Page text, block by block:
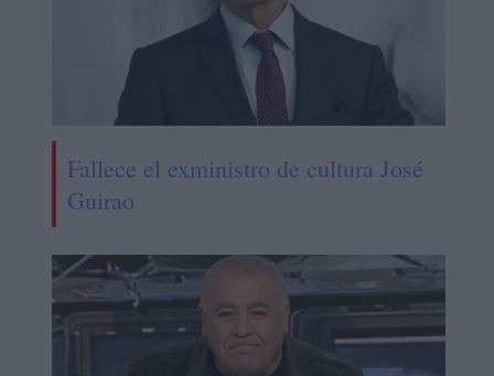
Fallece el exministro de cultura José
Guirao